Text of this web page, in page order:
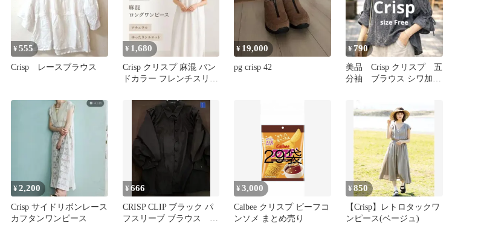
¥555
Crisp レースブラウス
¥ 1,680
Crisp クリスプ 麻混 バン
ドカラー フレンチスリー
¥ 19,000
pg crisp 42
¥790
美品 Crisp クリスプ 五
分袖 ブラウス シワ加
¥2,200
Crisp サイドリボンレース
カフタンワンピース
¥666
CRISP CLIP ブラック パ
フスリーブ ブラウス レ
¥3,000
Calbee クリスプ ビーフコ
ンソメ まとめ売り
¥850
【Crisp】レトロタックワ
ンピース(ベージュ)